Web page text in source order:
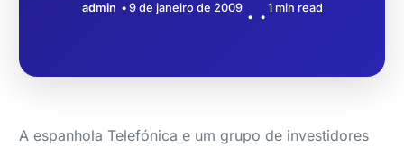
admin 9 de janeiro de 2009 1 min read
A espanhola Telefónica e um grupo de investidores